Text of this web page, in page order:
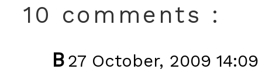
10 comments :
B 27 October, 2009 14:09